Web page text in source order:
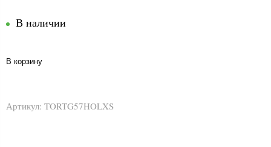
В наличии
В корзину
Артикул: TORTG57HOLXS